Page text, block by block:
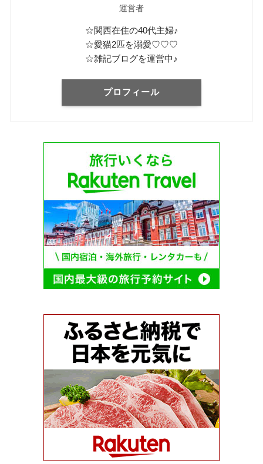
運営者
☆関西在住の40代主婦♪
☆愛猫2匹を溺愛♡♡♡
☆雑記ブログを運営中♪
プロフィール